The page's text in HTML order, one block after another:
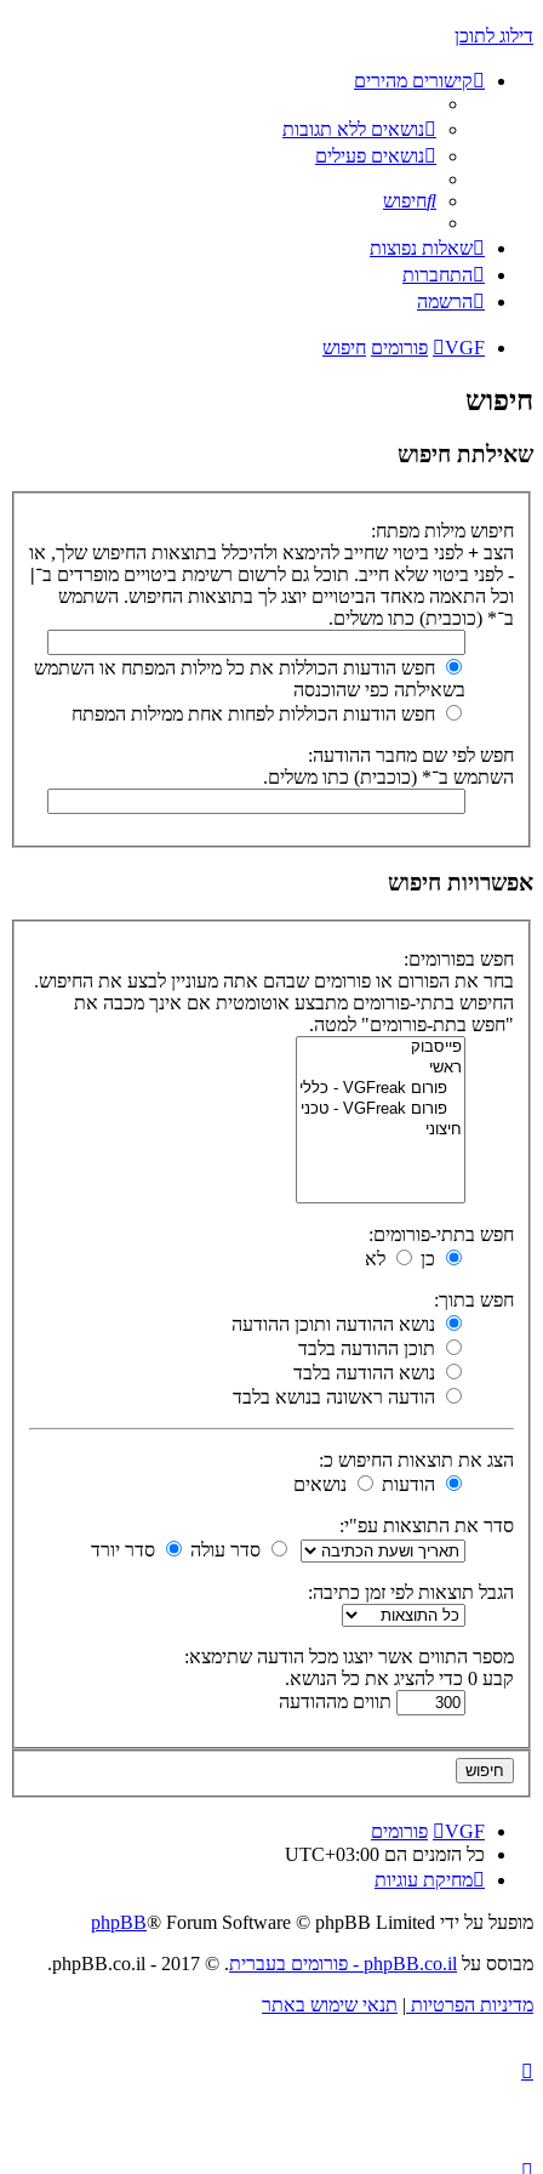
דילוג לתוכן
קישורים מהירים
נושאים ללא תגובות
נושאים פעילים
חיפוש
שאלות נפוצות
התחברות
הרשמה
VGF פורומים חיפוש
חיפוש
שאילתת חיפוש
חיפוש מילות מפתח:
הצב + לפני ביטוי שחייב להימצא ולהיכלל בתוצאות החיפוש שלך, או
- לפני ביטוי שלא חייב. תוכל גם לרשום רשימת ביטויים מופרדים ב־|
וכל התאמה מאחד הביטויים יוצג לך בתוצאות החיפוש. השתמש
ב־* (כוכבית) כתו משלים.
חפש הודעות הכוללות את כל מילות המפתח או השתמש
בשאילתה כפי שהוכנסה
חפש הודעות הכוללות לפחות אחת ממילות המפתח
חפש לפי שם מחבר ההודעה:
השתמש ב־* (כוכבית) כתו משלים.
אפשרויות חיפוש
חפש בפורומים:
בחר את הפורום או פורומים שבהם אתה מעוניין לבצע את החיפוש.
החיפוש בתתי-פורומים מתבצע אוטומטית אם אינך מכבה את
"חפש בתת-פורומים" למטה.
חפש בתתי-פורומים:
כן
לא
חפש בתוך:
נושא ההודעה ותוכן ההודעה
תוכן ההודעה בלבד
נושא ההודעה בלבד
הודעה ראשונה בנושא בלבד
הצג את תוצאות החיפוש כ:
הודעות
נושאים
סדר את התוצאות עפ"י:
סדר עולה
סדר יורד
הגבל תוצאות לפי זמן כתיבה:
מספר התווים אשר יוצגו מכל הודעה שתימצא:
קבע 0 כדי להציג את כל הנושא.
תווים מההודעה
VGF
פורומים
כל הזמנים הם UTC+03:00
מחיקת עוגיות
מופעל על ידי phpBB® Forum Software © phpBB Limited
מבוסס על phpBB.co.il - פורומים בעברית
. © 2017 - phpBB.co.il.
מדיניות הפרטיות | תנאי שימוש באתר